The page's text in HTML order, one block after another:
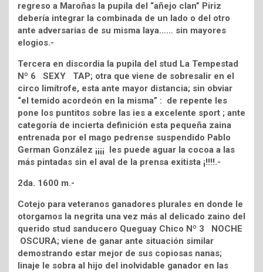
regreso a Maroñas la pupila del “añejo clan” Piriz
debería integrar la combinada de un lado o del otro
ante adversarias de su misma laya…… sin mayores
elogios.-
Tercera en discordia la pupila del stud La Tempestad
Nº 6 SEXY TAP; otra que viene de sobresalir en el
circo limítrofe, esta ante mayor distancia; sin obviar
“el temido acordeón en la misma” : de repente les
pone los puntitos sobre las ies a excelente sport ; ante
categoría de incierta definición esta pequeña zaina
entrenada por el mago pedrense suspendido Pablo
German González ¡¡¡¡ les puede aguar la cocoa a las
más pintadas sin el aval de la prensa exitista ¡!!!!.-
2da. 1600 m.-
Cotejo para veteranos ganadores plurales en donde le
otorgamos la negrita una vez más al delicado zaino del
querido stud sanducero Queguay Chico Nº 3 NOCHE
OSCURA; viene de ganar ante situación similar
demostrando estar mejor de sus copiosas nanas;
linaje le sobra al hijo del inolvidable ganador en las